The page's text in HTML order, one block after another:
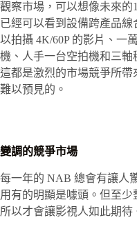
觀察市場，可以想像未來的
已經可以看到設備跨產品
以拍攝 4K/60P 的影片、一
機、人手一台空拍機和三
這都是激烈的市場競爭所
難以預見的。
變調的競爭市場
每一年的 NAB 總會有讓人
用有的明顯是噱頭。但至少
所以才會讓影視人如此期待